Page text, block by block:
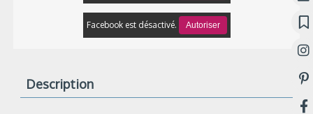
Facebook est désactivé. Autoriser
Description